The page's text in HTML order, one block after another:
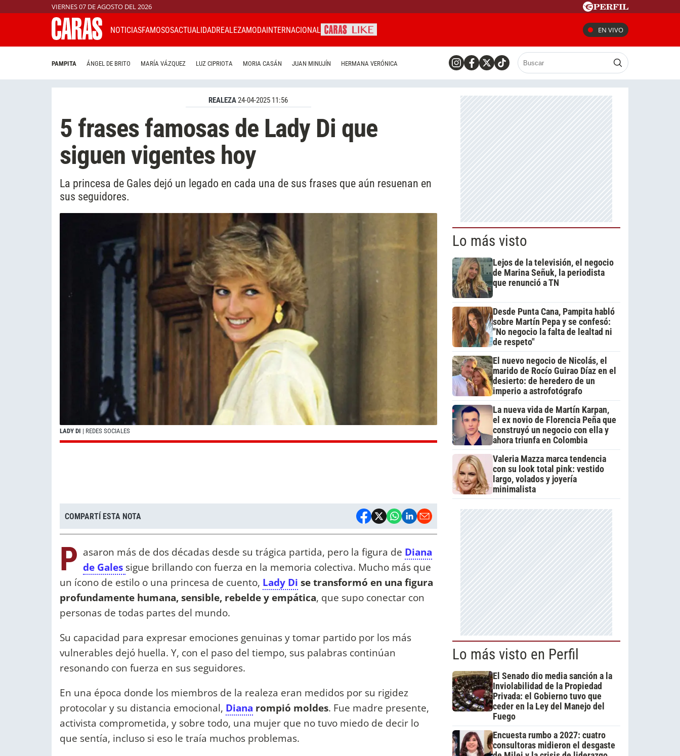
VIERNES 07 DE AGOSTO DEL 2026
NOTICIASFAMOSOSACTUALIDADREALEZAMODAINTERNACIONAL EN VIVO
PAMPITA ÁNGEL DE BRITO MARÍA VÁZQUEZ LUZ CIPRIOTA MORIA CASÁN JUAN MINUJÍN HERMANA VERÓNICA
REALEZA24-04-2025 11:56
5 frases famosas de Lady Di que
siguen vigentes hoy
La princesa de Gales dejó un legado en cada una de sus frases que aún resuenan en
sus seguidores.
LADY DI | REDES SOCIALES
COMPARTÍ ESTA NOTA
P asaron más de dos décadas desde su trágica partida, pero la figura de Diana
de Gales sigue brillando con fuerza en la memoria colectiva. Mucho más que
un ícono de estilo o una princesa de cuento, Lady Di se transformó en una figura
profundamente humana, sensible, rebelde y empática, que supo conectar con
personas de todas partes del mundo.
Su capacidad para expresar emociones genuinas y tomar partido por los más
vulnerables dejó huella. Y, con el paso del tiempo, sus palabras continúan
resonando con fuerza en sus seguidores.
En una época donde los miembros de la realeza eran medidos por su rigidez
protocolar y su distancia emocional, Diana rompió moldes. Fue madre presente,
activista comprometida, y sobre todo, una mujer que no tuvo miedo de decir lo
que sentía, incluso si eso le traía muchos problemas.
Lo más visto
Lejos de la televisión, el negocio
de Marina Señuk, la periodista
que renunció a TN
Desde Punta Cana, Pampita habló
sobre Martín Pepa y se confesó:
"No negocio la falta de lealtad ni
de respeto"
El nuevo negocio de Nicolás, el
marido de Rocío Guirao Díaz en el
desierto: de heredero de un
imperio a astrofotógrafo
La nueva vida de Martín Karpan,
el ex novio de Florencia Peña que
construyó un negocio con ella y
ahora triunfa en Colombia
Valeria Mazza marca tendencia
con su look total pink: vestido
largo, volados y joyería
minimalista
Lo más visto en Perfil
El Senado dio media sanción a la
Inviolabilidad de la Propiedad
Privada: el Gobierno tuvo que
ceder en la Ley del Manejo del
Fuego
Encuesta rumbo a 2027: cuatro
consultoras midieron el desgaste